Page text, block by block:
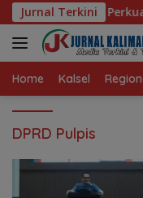
Langsung
ke
konten
Jurnal Terkini
Kebijakan
Home Kalsel
DPRD Pulpis